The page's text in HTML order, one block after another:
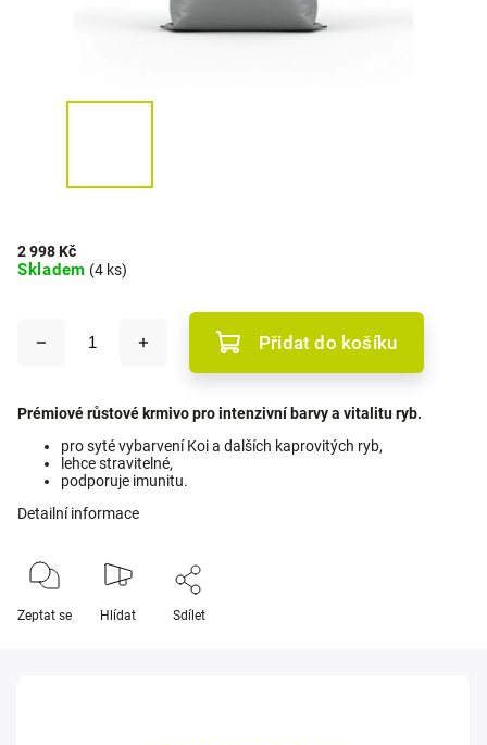
2 998 Kč
Skladem (4 ks)
Přidat do košíku
Prémiové růstové krmivo pro intenzivní barvy a vitalitu ryb.
pro syté vybarvení Koi a dalších kaprovitých ryb,
lehce stravitelné,
podporuje imunitu.
Detailní informace
Zeptat se Hlídat Sdílet